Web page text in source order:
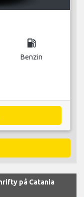
local_gas_station
Benzin
på Catania